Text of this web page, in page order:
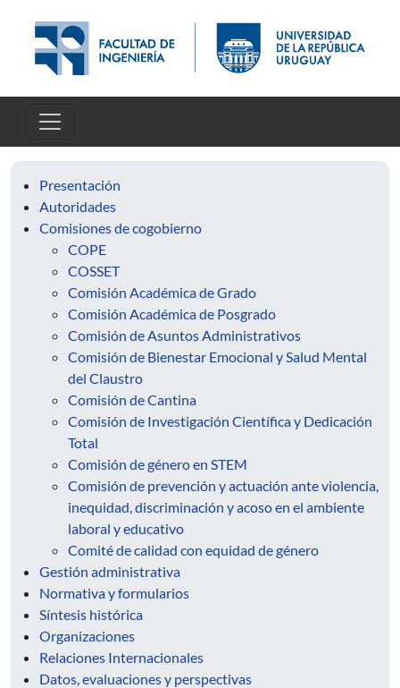
Presentación
Autoridades
Comisiones de cogobierno
COPE
COSSET
Comisión Académica de Grado
Comisión Académica de Posgrado
Comisión de Asuntos Administrativos
Comisión de Bienestar Emocional y Salud Mental
del Claustro
Comisión de Cantina
Comisión de Investigación Científica y Dedicación
Total
Comisión de género en STEM
Comisión de prevención y actuación ante violencia,
inequidad, discriminación y acoso en el ambiente
laboral y educativo
Comité de calidad con equidad de género
Gestión administrativa
Normativa y formularios
Síntesis histórica
Organizaciones
Relaciones Internacionales
Datos, evaluaciones y perspectivas